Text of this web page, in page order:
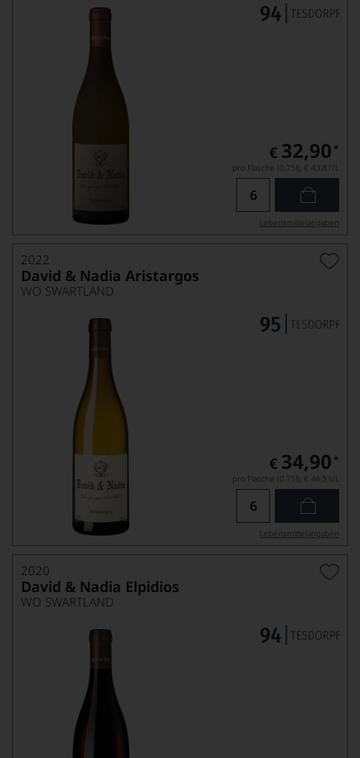
€ 32,90 *
pro Flasche (0.75l), € 43,87/L
Lebensmittel­angaben
2022
David & Nadia Aristargos
WO SWARTLAND
€ 34,90 *
pro Flasche (0.75l), € 46,53/L
Lebensmittel­angaben
2020
David & Nadia Elpidios
WO SWARTLAND